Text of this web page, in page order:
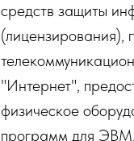
средств защиты
(лицензирования),
"Интернет",
физическое
программ для